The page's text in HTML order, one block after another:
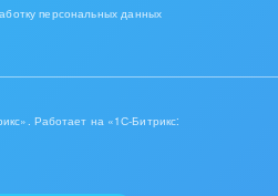
персональных данных
Работает на «1С-Битрикс: